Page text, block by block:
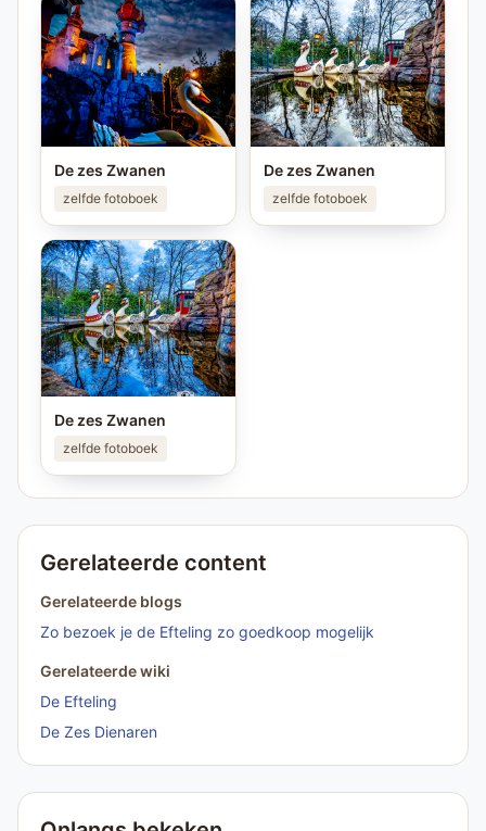
De zes Zwanen
zelfde fotoboek
De zes Zwanen
zelfde fotoboek
De zes Zwanen
zelfde fotoboek
Gerelateerde content
Gerelateerde blogs
Zo bezoek je de Efteling zo goedkoop mogelijk
Gerelateerde wiki
De Efteling
De Zes Dienaren